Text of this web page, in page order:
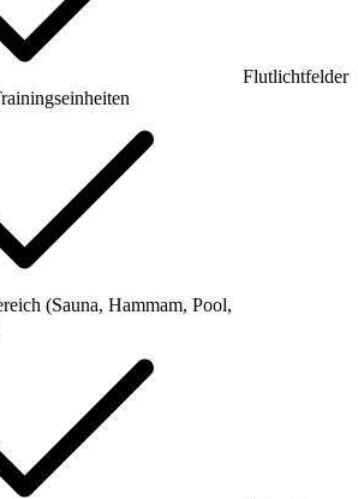
Flutlichtfelder
(Sauna, Hammam, Pool,